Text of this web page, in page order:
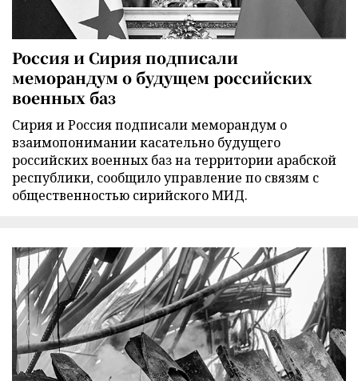
Россия и Сирия подписали
меморандум о будущем российских
военных баз
Сирия и Россия подписали меморандум о
взаимопонимании касательно будущего
российских военных баз на территории арабской
республики, сообщило управление по связям с
общественностью сирийского МИД.